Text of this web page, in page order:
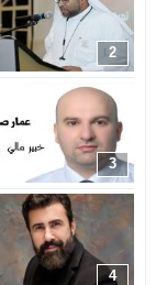
2
3
4